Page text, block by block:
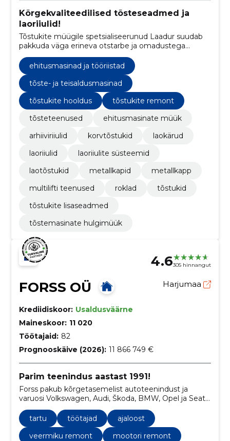
Kõrgekvaliteedilised tõsteseadmed ja
laoriiulid!
Tõstukite müügile spetsialiseerunud Laadur suudab
pakkuda väga erineva otstarbe ja omadustega
tõstetehnikat. Pikaajaline kogemus tõstukite müügis
ja hoolduses oli eeldus, miks valikusse lisandusid ka
ehitusmasinad.
ehitusmasinad ja tööriistad
tõste- ja teisaldusmasinad
tõstukite hooldus
tõstukite remont
tõsteteenused
ehitusmasinate müük
arhiiviriiulid
korvtõstukid
laokärud
laoriiulid
laoriiulite süsteemid
laotõstukid
metallkapid
metallkapp
multilifti teenused
roklad
tõstukid
tõstukite lisaseadmed
tõstemasinate hulgimüük
4.6305 hinnangut
FORSS OÜ Harjumaa
Krediidiskoor: Usaldusväärne
Maineskoor: 11 020
Töötajaid: 82
Prognooskäive (2026): 11 866 749 €
Parim teenindus aastast 1991!
Forss pakub kõrgetasemelist autoteenindust ja
varuosi Volkswagen, Audi, Škoda, BMW, Opel ja Seat
autodele. Meie meeskonnal on autospordi kogemust
ja meil on üle 30 000 varuosa laos kohe saadaval.
tartu töötajad
ajaloost
veermiku remont
mootori remont